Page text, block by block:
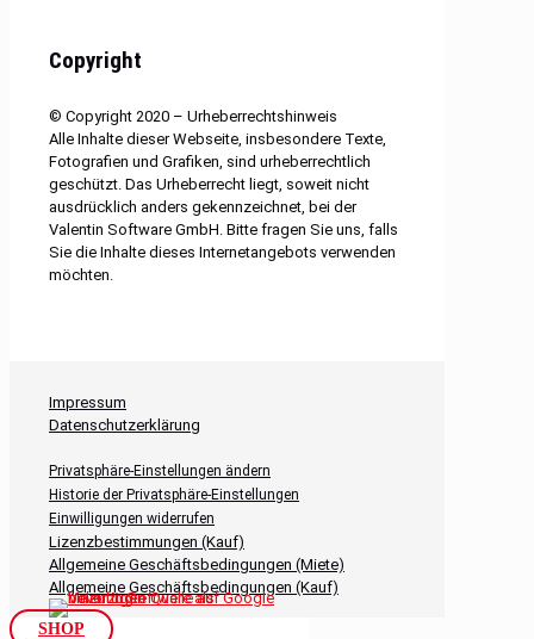
Copyright
© Copyright 2020 – Urheberrechtshinweis
Alle Inhalte dieser Webseite, insbesondere Texte,
Fotografien und Grafiken, sind urheberrechtlich
geschützt. Das Urheberrecht liegt, soweit nicht
ausdrücklich anders gekennzeichnet, bei der
Valentin Software GmbH. Bitte fragen Sie uns, falls
Sie die Inhalte dieses Internetangebots verwenden
möchten.
Impressum
Datenschutzerklärung
Privatsphäre-Einstellungen ändern
Historie der Privatsphäre-Einstellungen
Einwilligungen widerrufen
Lizenzbestimmungen (Kauf)
Allgemeine Geschäftsbedingungen (Miete)
Allgemeine Geschäftsbedingungen (Kauf)
SHOP